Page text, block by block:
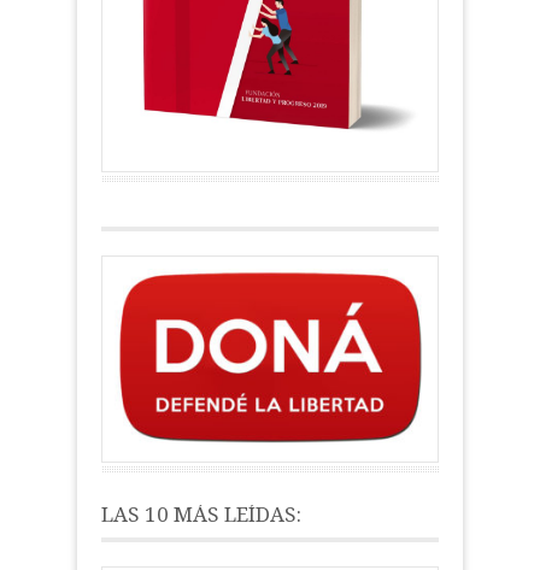
LAS 10 MÁS LEÍDAS: